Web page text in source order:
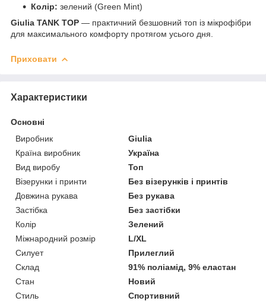
Колір: зелений (Green Mint)
Giulia TANK TOP — практичний безшовний топ із мікрофібри
для максимального комфорту протягом усього дня.
Приховати
Характеристики
Основні
Виробник
Giulia
Країна виробник
Україна
Вид виробу
Топ
Візерунки і принти
Без візерунків і принтів
Довжина рукава
Без рукава
Застібка
Без застібки
Колір
Зелений
Міжнародний розмір
L/XL
Силует
Прилеглий
Склад
91% поліамід, 9% еластан
Стан
Новий
Стиль
Спортивний